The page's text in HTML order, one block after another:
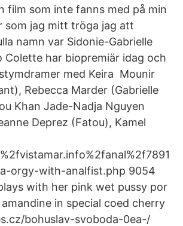
film som inte fanns med på min
som jag mitt tröga jag att
namn var Sidonie-Gabrielle
Colette har biopremiär idag och
med Keira Mounir
Rebecca Marder (Gabrielle
Khan Jade-Nadja Nguyen
Deprez (Fatou), Kamel
orgy-with-analfist.php 9054
with her pink wet pussy por
in special coed cherry
bohuslav-svoboda-0ea-/